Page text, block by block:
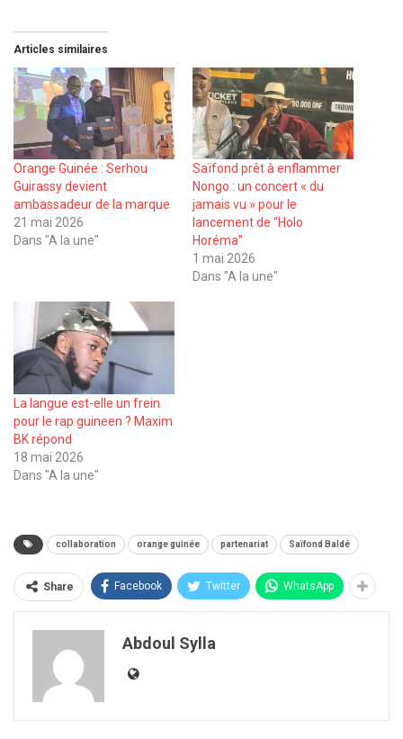
Articles similaires
Orange Guinée : Serhou
Guirassy devient
ambassadeur de la marque
21 mai 2026
Dans "A la une"
Saïfond prêt à enflammer
Nongo : un concert « du
jamais vu » pour le
lancement de “Holo
Horéma”
1 mai 2026
Dans "A la une"
La langue est-elle un frein
pour le rap guineen ? Maxim
BK répond
18 mai 2026
Dans "A la une"
collaboration orange guinée partenariat Saïfond Baldé
Share Facebook Twitter WhatsApp
Abdoul Sylla